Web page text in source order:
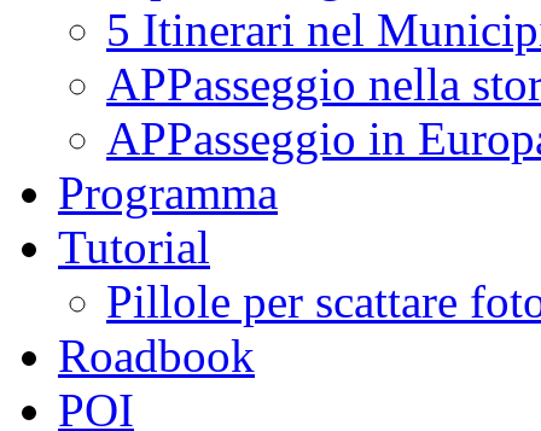
5 Itinerari nel
APPasseggio nella
APPasseggio in
Programma
Tutorial
Pillole per scattare
Roadbook
POI